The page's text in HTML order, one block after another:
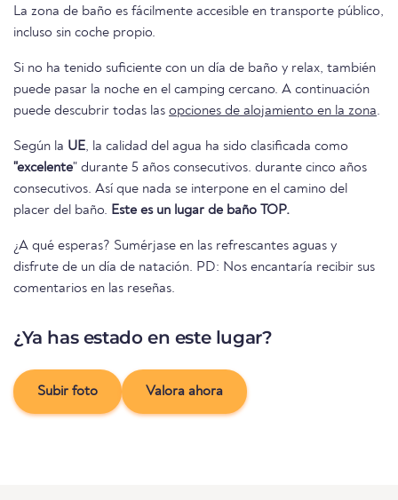
La zona de baño es fácilmente accesible en transporte público,
incluso sin coche propio.
Si no ha tenido suficiente con un día de baño y relax, también
puede pasar la noche en el camping cercano. A continuación
puede descubrir todas las opciones de alojamiento en la zona.
Según la UE, la calidad del agua ha sido clasificada como
"excelente" durante 5 años consecutivos. durante cinco años
consecutivos. Así que nada se interpone en el camino del
placer del baño. Este es un lugar de baño TOP.
¿A qué esperas? Sumérjase en las refrescantes aguas y
disfrute de un día de natación. PD: Nos encantaría recibir sus
comentarios en las reseñas.
¿Ya has estado en este lugar?
Subir foto Valora ahora